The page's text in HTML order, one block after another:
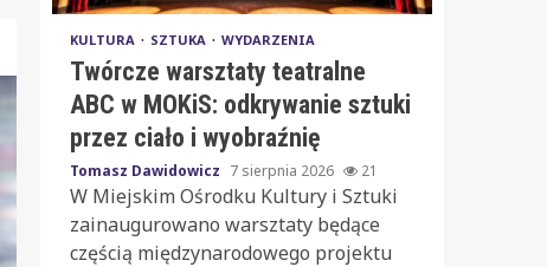
KULTURA SZTUKA WYDARZENIA
Twórcze warsztaty teatralne
ABC w MOKiS: odkrywanie sztuki
przez ciało i wyobraźnię
Tomasz Dawidowicz 7 sierpnia 2026 21
W Miejskim Ośrodku Kultury i Sztuki
zainaugurowano warsztaty będące
częścią międzynarodowego projektu